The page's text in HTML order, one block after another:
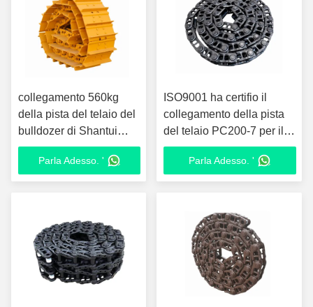
collegamento 560kg
della pista del telaio del
bulldozer di Shantui
SD13 dell'acciaio
35MnBParla Adesso. '
ISO9001 ha certifio il
collegamento della pista
del telaio PC200-7 per il
bulldozer
Parla Adesso. '